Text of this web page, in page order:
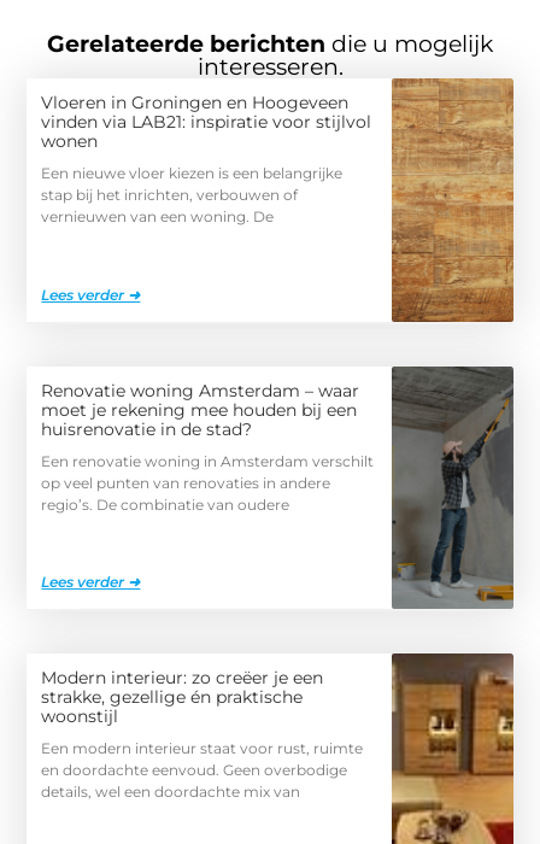
Gerelateerde berichten die u mogelijk
interesseren.
Vloeren in Groningen en Hoogeveen
vinden via LAB21: inspiratie voor stijlvol
wonen
Een nieuwe vloer kiezen is een belangrijke
stap bij het inrichten, verbouwen of
vernieuwen van een woning. De
Lees verder ➜
Renovatie woning Amsterdam – waar
moet je rekening mee houden bij een
huisrenovatie in de stad?
Een renovatie woning in Amsterdam verschilt
op veel punten van renovaties in andere
regio’s. De combinatie van oudere
Lees verder ➜
Modern interieur: zo creëer je een
strakke, gezellige én praktische
woonstijl
Een modern interieur staat voor rust, ruimte
en doordachte eenvoud. Geen overbodige
details, wel een doordachte mix van